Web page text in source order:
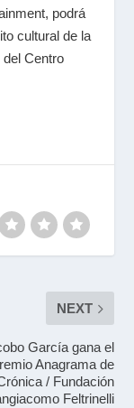
podrá
cultural de la
Centro
NEXT
García gana el
Anagrama de
/ Fundación
Feltrinelli